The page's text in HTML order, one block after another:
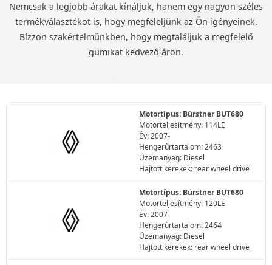
Nemcsak a legjobb árakat kínáljuk, hanem egy nagyon széles
termékválasztékot is, hogy megfeleljünk az Ön igényeinek.
Bízzon szakértelmünkben, hogy megtaláljuk a megfelelő
gumikat kedvező áron.
Motortípus: Bürstner BUT680
Motorteljesítmény: 114LE
Év: 2007-
Hengerűrtartalom: 2463
Üzemanyag: Diesel
Hajtott kerekek: rear wheel drive
Motortípus: Bürstner BUT680
Motorteljesítmény: 120LE
Év: 2007-
Hengerűrtartalom: 2464
Üzemanyag: Diesel
Hajtott kerekek: rear wheel drive